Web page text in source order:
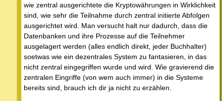
wie zentral ausgerichtete die Kryptowährungen in Wirklichkeit
sind, wie sehr die Teilnahme durch zentral initierte Abfolgen
ausgerichtet wird. Man versucht halt nur dadurch, dass die
Datenbanken und ihre Prozesse auf die Teilnehmer
ausgelagert werden (alles endlich direkt, jeder Buchhalter)
soetwas wie ein dezentrales System zu fantasieren, in das
nicht zentral eingegriffen wurde und wird. Wie gravierend die
zentralen Eingriffe (von wem auch immer) in die Systeme
bereits sind, brauch ich dir ja nicht zu erzählen.